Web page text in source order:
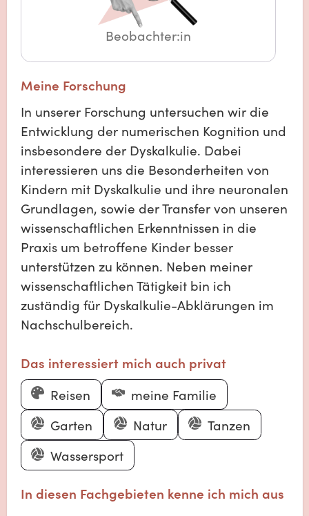
Beobachter:in
Meine Forschung
In unserer Forschung untersuchen wir die
Entwicklung der numerischen Kognition und
insbesondere der Dyskalkulie. Dabei
interessieren uns die Besonderheiten von
Kindern mit Dyskalkulie und ihre neuronalen
Grundlagen, sowie der Transfer von unseren
wissenschaftlichen Erkenntnissen in die
Praxis um betroffene Kinder besser
unterstützen zu können. Neben meiner
wissenschaftlichen Tätigkeit bin ich
zuständig für Dyskalkulie-Abklärungen im
Nachschulbereich.
Das interessiert mich auch privat
Reisen
meine Familie
Garten
Natur
Tanzen
Wassersport
In diesen Fachgebieten kenne ich mich aus